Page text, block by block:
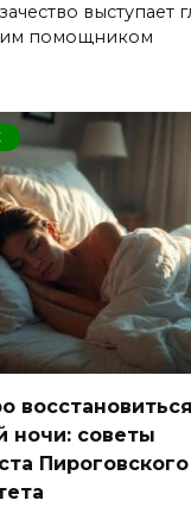
выступает
помощником
ночи: советы
Пироговского